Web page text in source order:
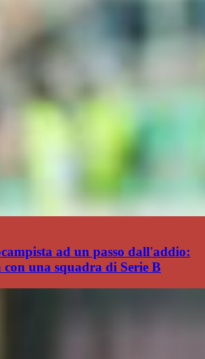
ad un passo dall'addio:
una squadra di Serie B